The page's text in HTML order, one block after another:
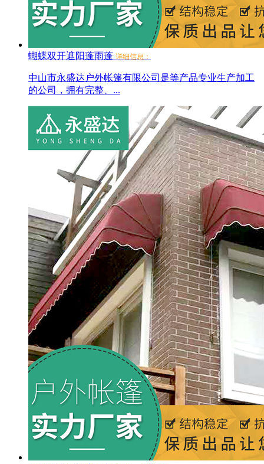
蝴蝶双开遮阳蓬雨蓬 详细信息：
中山市永盛达户外帐篷有限公司是等产品专业生产加工
的公司，拥有完整、...